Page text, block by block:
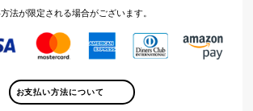
法が限定される場合がございます。
お支払い方法について